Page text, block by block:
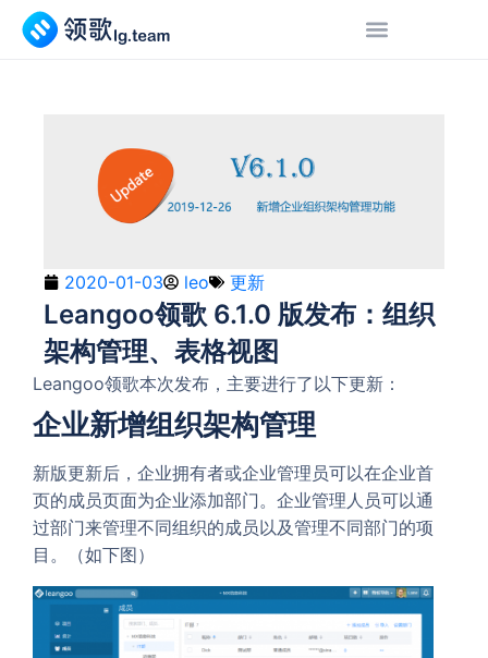
2020-01-03 leo 更新
Leangoo领歌 6.1.0 版发布：组织
架构管理、表格视图
Leangoo领歌本次发布，主要进行了以下更新：
企业新增组织架构管理
新版更新后，企业拥有者或企业管理员可以在企业首
页的成员页面为企业添加部门。企业管理人员可以通
过部门来管理不同组织的成员以及管理不同部门的项
目。（如下图）